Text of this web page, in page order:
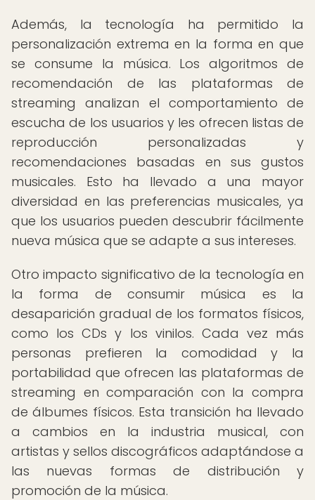
Además, la tecnología ha permitido la
personalización extrema en la forma en que
se consume la música. Los algoritmos de
recomendación de las plataformas de
streaming analizan el comportamiento de
escucha de los usuarios y les ofrecen listas de
reproducción personalizadas y
recomendaciones basadas en sus gustos
musicales. Esto ha llevado a una mayor
diversidad en las preferencias musicales, ya
que los usuarios pueden descubrir fácilmente
nueva música que se adapte a sus intereses.
Otro impacto significativo de la tecnología en
la forma de consumir música es la
desaparición gradual de los formatos físicos,
como los CDs y los vinilos. Cada vez más
personas prefieren la comodidad y la
portabilidad que ofrecen las plataformas de
streaming en comparación con la compra
de álbumes físicos. Esta transición ha llevado
a cambios en la industria musical, con
artistas y sellos discográficos adaptándose a
las nuevas formas de distribución y
promoción de la música.